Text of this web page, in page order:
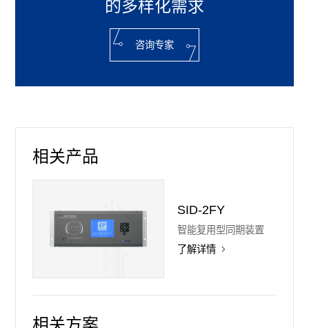
的多样化需求
咨询专家
相关产品
SID-2FY
智能复用型同期装置
了解详情
相关方案